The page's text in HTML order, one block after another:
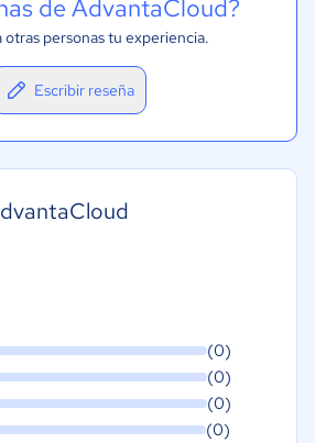
de AdvantaCloud?
otras personas tu experiencia.
Escribir reseña
(0)
(0)
(0)
(0)